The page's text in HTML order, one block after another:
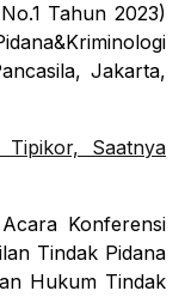
Tahun 2023)
Jakarta,
Tipikor, Saatnya
Konferensi
Tindak Pidana
Hukum Tindak